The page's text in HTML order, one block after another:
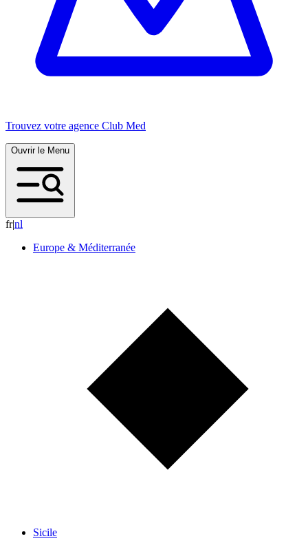
Trouvez votre agence Club Med
Ouvrir le Menu
fr|nl
Europe & Méditerranée
Sicile